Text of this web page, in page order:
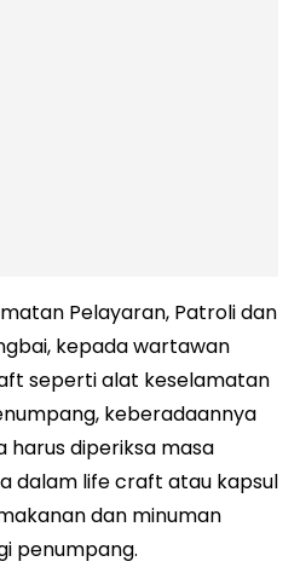
Pelayaran, Patroli dan
kepada wartawan
seperti alat keselamatan
keberadaannya
harus diperiksa masa
dalam life craft atau kapsul
dan minuman
penumpang.